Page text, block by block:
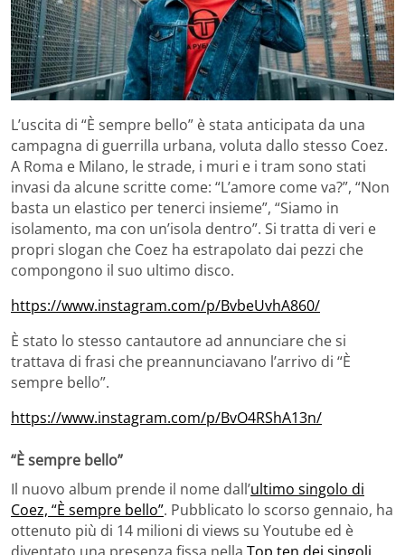
L’uscita di “È sempre bello” è stata anticipata da una
campagna di guerrilla urbana, voluta dallo stesso Coez.
A Roma e Milano, le strade, i muri e i tram sono stati
invasi da alcune scritte come: “L’amore come va?”, “Non
basta un elastico per tenerci insieme”, “Siamo in
isolamento, ma con un’isola dentro”. Si tratta di veri e
propri slogan che Coez ha estrapolato dai pezzi che
compongono il suo ultimo disco.
https://www.instagram.com/p/BvbeUvhA860/
È stato lo stesso cantautore ad annunciare che si
trattava di frasi che preannunciavano l’arrivo di “È
sempre bello”.
https://www.instagram.com/p/BvO4RShA13n/
“È sempre bello”
Il nuovo album prende il nome dall’ultimo singolo di
Coez, “È sempre bello”. Pubblicato lo scorso gennaio, ha
ottenuto più di 14 milioni di views su Youtube ed è